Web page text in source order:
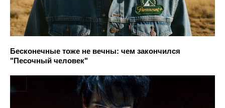
Бесконечные тоже не вечны: чем закончился
"Песочный человек"